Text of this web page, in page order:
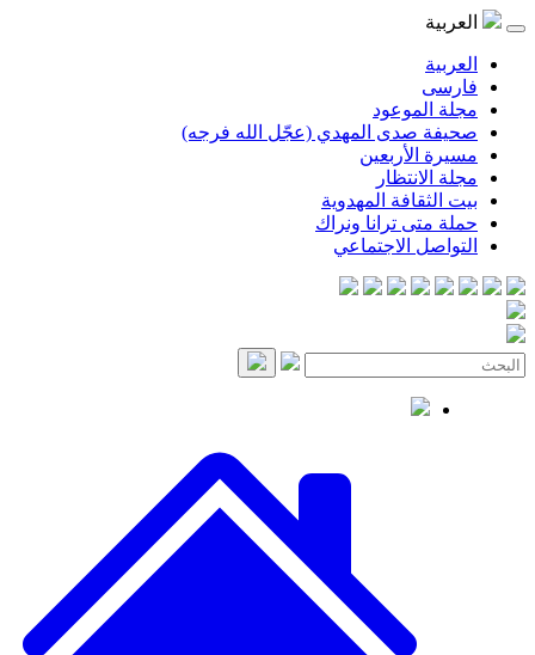
صدى المهدي (عجّل الله فرجه)
الأربعين
المهدوية
ترانا ونراك
الاجتماعي